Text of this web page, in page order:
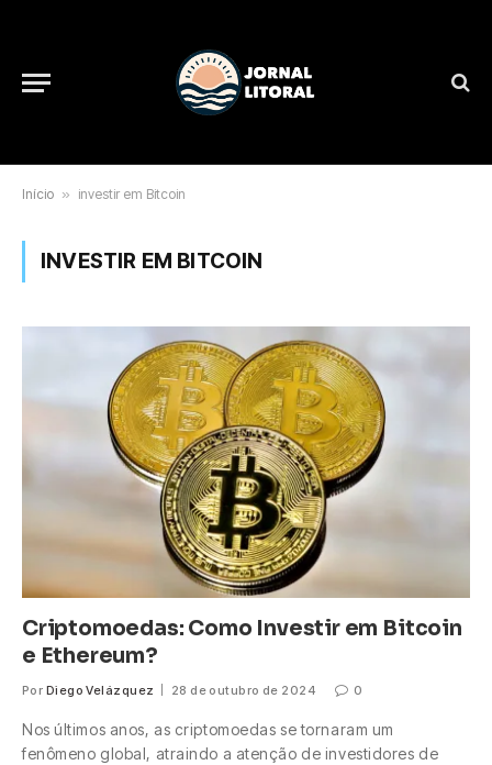
Início » investir em Bitcoin
INVESTIR EM BITCOIN
Criptomoedas: Como Investir em Bitcoin
e Ethereum?
Por Diego Velázquez 28 de outubro de 2024 0
Nos últimos anos, as criptomoedas se tornaram um
fenômeno global, atraindo a atenção de investidores de